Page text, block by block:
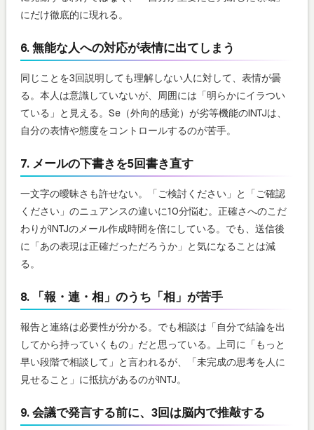
にだけ徹底的に現れる。
6. 無能な人への対応が表情に出てしまう
同じことを3回説明しても理解しない人に対して、表情が曇
る。本人は意識していないが、周囲には「明らかにイラつい
ている」と見える。Se（外向的感覚）が劣等機能のINTJは、
自分の表情や態度をコントロールするのが苦手。
7. メールの下書きを5回書き直す
一文字の曖昧さも許せない。「ご検討ください」と「ご確認
ください」のニュアンスの違いに10分悩む。正確さへのこだ
わりがINTJのメール作成時間を倍にしている。でも、送信後
に「あの表現は正確だっただろうか」と気になることは減
る。
8. 「報・連・相」のうち「相」が苦手
報告と連絡は必要性が分かる。でも相談は「自分で結論を出
してから持っていくもの」だと思っている。上司に「もっと
早い段階で相談して」と言われるが、「未完成の思考を人に
見せること」に抵抗があるのがINTJ。
9. 会議で発言する前に、3回は脳内で推敲する